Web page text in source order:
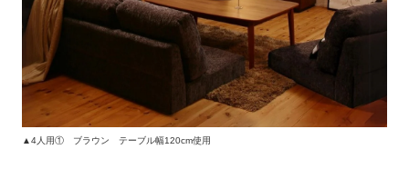
▲4人用① ブラウン テーブル幅120cm使用